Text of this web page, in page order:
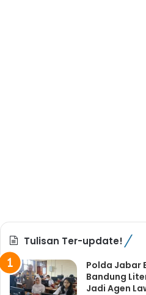
Tulisan Ter-update!
Polda Jabar
Bandung
Jadi Agen